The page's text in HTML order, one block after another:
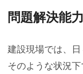
問題解決能
建設現場では、日
そのような状況